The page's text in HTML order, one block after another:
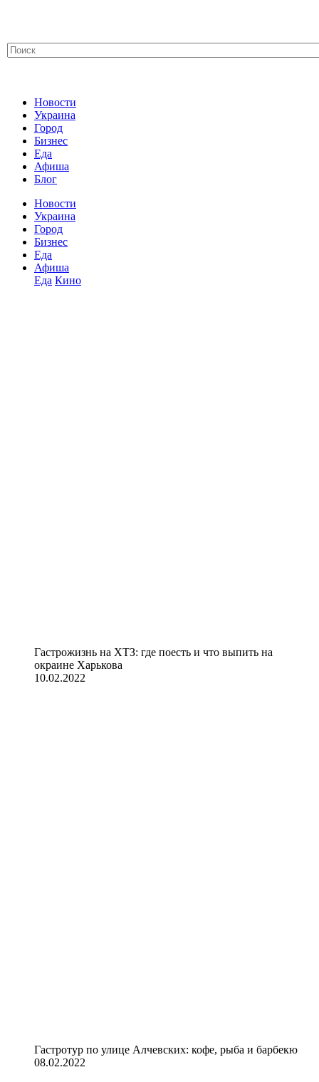
Новости
Украина
Город
Бизнес
Еда
Афиша
Блог
Новости
Украина
Город
Бизнес
Еда
Афиша
Еда Кино
Гастрожизнь на ХТЗ: где поесть и что выпить на
окраине Харькова
10.02.2022
Гастротур по улице Алчевских: кофе, рыба и барбекю
08.02.2022